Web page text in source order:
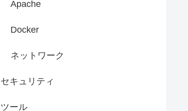
Apache
Docker
ネットワーク
セキュリティ
ツール